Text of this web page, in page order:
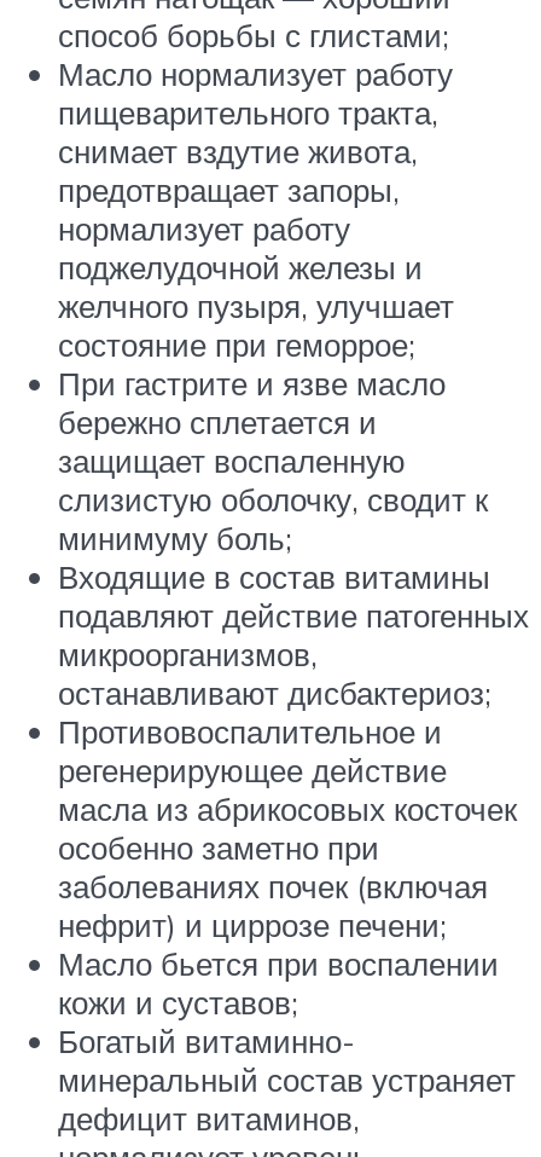
способ борьбы с глистами;
Масло нормализует работу
пищеварительного тракта,
снимает вздутие живота,
предотвращает запоры,
нормализует работу
поджелудочной железы и
желчного пузыря, улучшает
состояние при геморрое;
При гастрите и язве масло
бережно сплетается и
защищает воспаленную
слизистую оболочку, сводит к
минимуму боль;
Входящие в состав витамины
подавляют действие патогенных
микроорганизмов,
останавливают дисбактериоз;
Противовоспалительное и
регенерирующее действие
масла из абрикосовых косточек
особенно заметно при
заболеваниях почек (включая
нефрит) и циррозе печени;
Масло бьется при воспалении
кожи и суставов;
Богатый витаминно-
минеральный состав устраняет
дефицит витаминов,